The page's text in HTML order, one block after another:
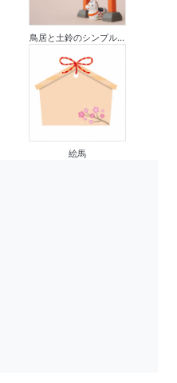
鳥居と土鈴のシンプル...
絵馬